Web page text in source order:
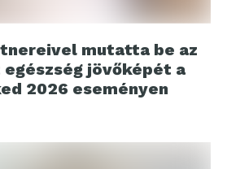
mutatta be az
jövőképét a
2026 eseményen